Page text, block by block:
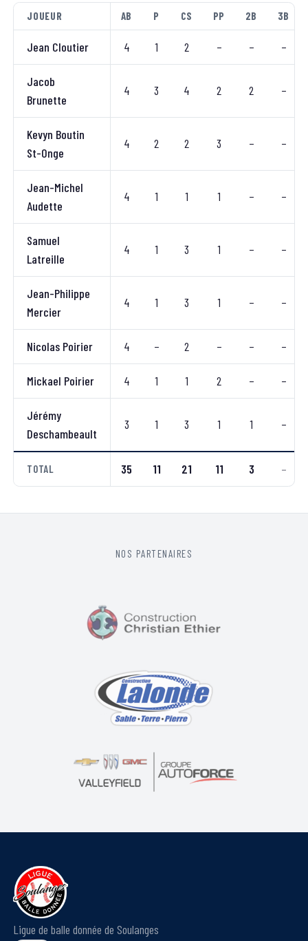
JOUEUR AB P CS PP 2B 3B
Jean Cloutier 4 1 2 – – –
Jacob
Brunette
4 3 4 2 2 –
Kevyn Boutin
St-Onge
4 2 2 3 – –
Jean-Michel
Audette
4 1 1 1 – –
Samuel
Latreille
4 1 3 1 – –
Jean-Philippe
Mercier
4 1 3 1 – –
Nicolas Poirier 4 – 2 – – –
Mickael Poirier 4 1 1 2 – –
Jérémy
Deschambeault
3 1 3 1 1 –
TOTAL 35 11 21 11 3 –
NOS PARTENAIRES
Ligue de balle donnée de Soulanges